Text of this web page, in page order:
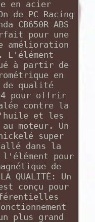
en acier
de PC Racing
CB650R ABS
pour une
amélioration
L'élément
à partir de
en
de qualité
pour offrir
contre la
et les
au moteur. Un
super
dans la
pour
de
QUALITÉ: Un
conçu pour
plus grand